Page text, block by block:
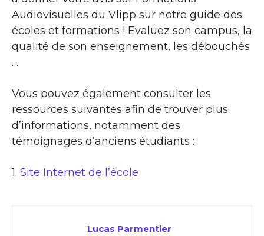
Audiovisuelles du Vlipp sur notre guide des
écoles et formations ! Evaluez son campus, la
qualité de son enseignement, les débouchés
…
Vous pouvez également consulter les
ressources suivantes afin de trouver plus
d’informations, notamment des
témoignages d’anciens étudiants :
1. Site Internet de l’école
Lucas Parmentier